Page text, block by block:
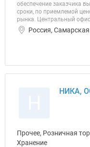
обеспечение заказчика
сроки, по приемлемой
рынка. Центральный
Россия,
НИКА,
Прочее, Розничная
Хранение